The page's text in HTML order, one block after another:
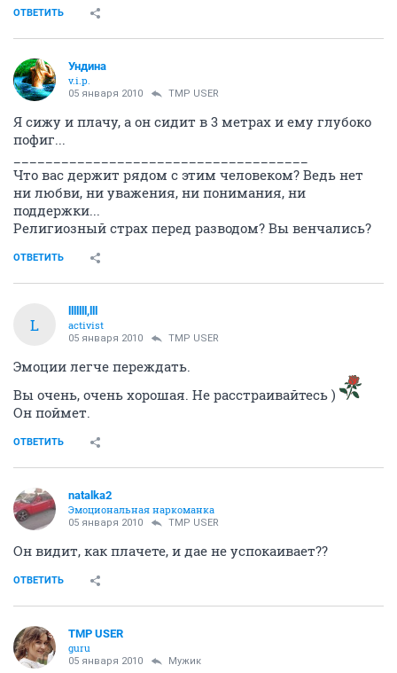
ОТВЕТИТЬ
Ундина
v.i.p.
05 января 2010 TMP USER
Я сижу и плачу, а он сидит в 3 метрах и ему глубоко
пофиг...
Что вас держит рядом с этим человеком? Ведь нет
ни любви, ни уважения, ни понимания, ни
поддержки...
Религиозный страх перед разводом? Вы венчались?
ОТВЕТИТЬ
L
lllllll,lll
activist
05 января 2010 TMP USER
Эмоции легче переждать.
Вы очень, очень хорошая. Не расстраивайтесь )
Он поймет.
ОТВЕТИТЬ
natalka2
Эмоциональная наркоманка
05 января 2010 TMP USER
Он видит, как плачете, и дае не успокаивает??
ОТВЕТИТЬ
TMP USER
guru
05 января 2010 Мужик